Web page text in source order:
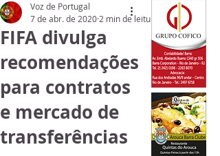
FIFA divulga
recomendações
para contratos
e mercado de
transferências
Voz de Portugal
7 de abr. de 2020 2 min de leitura